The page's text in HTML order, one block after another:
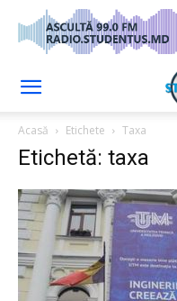
Acasă Etichete Taxa
Etichetă: taxa